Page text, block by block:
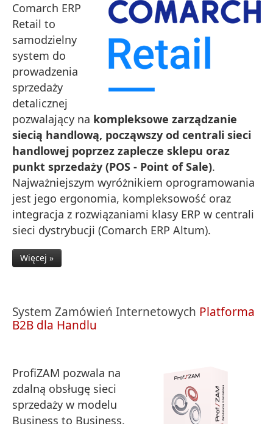
Comarch ERP
Retail to
samodzielny
system do
prowadzenia
sprzedaży
detalicznej
pozwalający na kompleksowe zarządzanie
siecią handlową, począwszy od centrali sieci
handlowej poprzez zaplecze sklepu oraz
punkt sprzedaży (POS - Point of Sale).
Najważniejszym wyróżnikiem oprogramowania
jest jego ergonomia, kompleksowość oraz
integracja z rozwiązaniami klasy ERP w centrali
sieci dystrybucji (Comarch ERP Altum).
Więcej »
System Zamówień Internetowych Platforma
B2B dla Handlu
ProfiZAM pozwala na
zdalną obsługę sieci
sprzedaży w modelu
Business to Business.